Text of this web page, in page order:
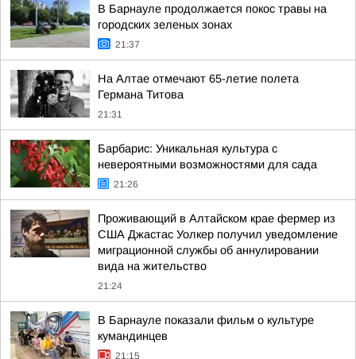
В Барнауле продолжается покос травы на
городских зеленых зонах
21:37
На Алтае отмечают 65-летие полета
Германа Титова
21:31
Барбарис: Уникальная культура с
невероятными возможностями для сада
21:26
Проживающий в Алтайском крае фермер из
США Джастас Уолкер получил уведомление
миграционной службы об аннулировании
вида на жительство
21:24
В Барнауле показали фильм о культуре
кумандинцев
21:15